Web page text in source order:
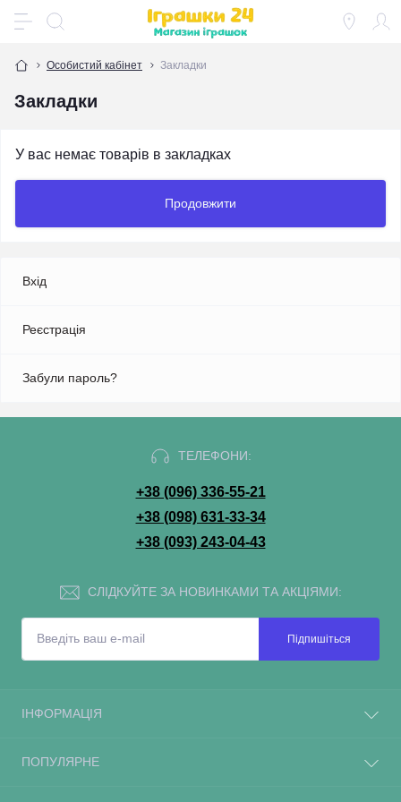
Особистий кабінет Закладки
Закладки
У вас немає товарів в закладках
Продовжити
Вхід
Реєстрація
Забули пароль?
ТЕЛЕФОНИ:
+38 (096) 336-55-21
+38 (098) 631-33-34
+38 (093) 243-04-43
СЛІДКУЙТЕ ЗА НОВИНКАМИ ТА АКЦІЯМИ:
Підпишіться
ІНФОРМАЦІЯ
ПОПУЛЯРНЕ